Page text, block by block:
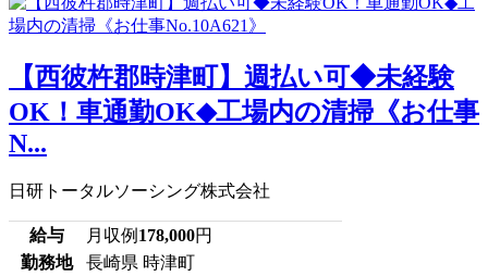
【西彼杵郡時津町】週払い可◆未経験
OK！車通勤OK◆工場内の清掃《お仕事
N...
日研トータルソーシング株式会社
給与 月収例 178,000円
勤務地
長崎県 時津町